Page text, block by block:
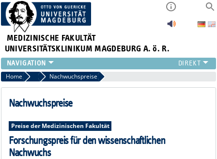
MEDIZINISCHE FAKULTÄT
UNIVERSITÄTSKLINIKUM MAGDEBURG A. ö. R.
INSTITUTE
KLINIKEN
ZENTRALE EINRICHTUNGEN
PRESSE
ÜBER UNS
INTERNATIONAL
Home Forschungs- und Nachwuchsförderung
Nachwuchspreise
Nachwuchspreise
Preise der Medizinischen Fakultät
Forschungspreis für den wissenschaftlichen
Nachwuchs